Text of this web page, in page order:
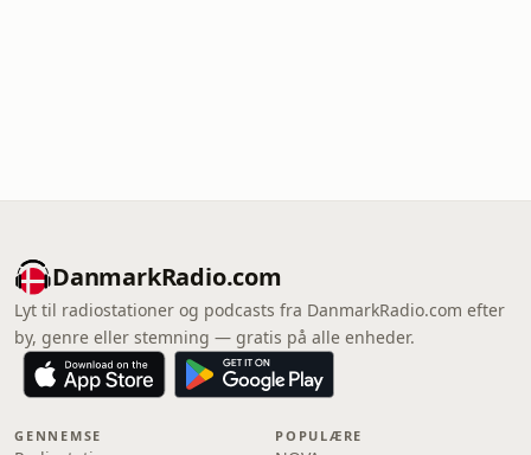
DanmarkRadio.com
Lyt til radiostationer og podcasts fra DanmarkRadio.com efter
by, genre eller stemning — gratis på alle enheder.
GENNEMSE POPULÆRE